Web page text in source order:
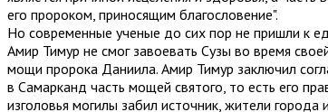
его пророком, приносящим благословение".
Но современные ученые до сих пор не пришли к
Амир Тимур не смог завоевать Сузы во время
мощи пророка Даниила. Амир Тимур заключил
в Самарканд часть мощей святого, то есть его
изголовья могилы забил источник, жители